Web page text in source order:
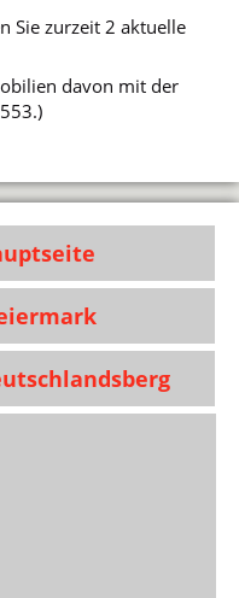
Sie zurzeit 2 aktuelle
davon mit der